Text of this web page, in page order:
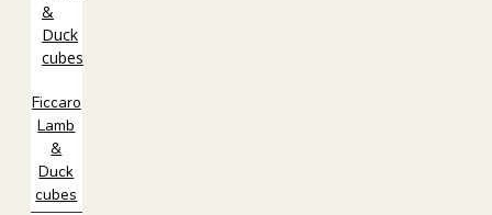
Ficcaro
Lamb
&
Duck
cubes